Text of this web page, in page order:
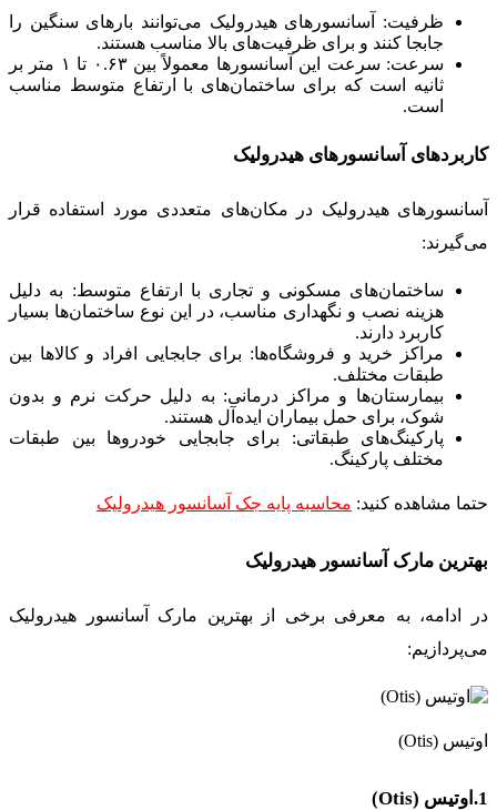
ظرفیت: آسانسورهای هیدرولیک می‌توانند بارهای سنگین را
جابجا کنند و برای ظرفیت‌های بالا مناسب هستند.
سرعت: سرعت این آسانسورها معمولاً بین ۰.۶۳ تا ۱ متر بر
ثانیه است که برای ساختمان‌های با ارتفاع متوسط مناسب
است.
کاربردهای آسانسورهای هیدرولیک
آسانسورهای هیدرولیک در مکان‌های متعددی مورد استفاده قرار
می‌گیرند:
ساختمان‌های مسکونی و تجاری با ارتفاع متوسط: به دلیل
هزینه نصب و نگهداری مناسب، در این نوع ساختمان‌ها بسیار
کاربرد دارند.
مراکز خرید و فروشگاه‌ها: برای جابجایی افراد و کالاها بین
طبقات مختلف.
بیمارستان‌ها و مراکز درمانی: به دلیل حرکت نرم و بدون
شوک، برای حمل بیماران ایده‌آل هستند.
پارکینگ‌های طبقاتی: برای جابجایی خودروها بین طبقات
مختلف پارکینگ.
حتما مشاهده کنید: محاسبه پایه جک آسانسور هیدرولیک
بهترین مارک‌ آسانسور هیدرولیک
در ادامه، به معرفی برخی از بهترین مارک‌ آسانسور هیدرولیک
می‌پردازیم:
اوتیس (Otis)
1.اوتیس (Otis)